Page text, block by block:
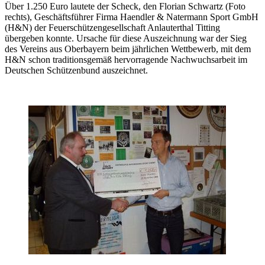
Über 1.250 Euro lautete der Scheck, den Florian Schwartz (Foto
rechts), Geschäftsführer Firma Haendler & Natermann Sport GmbH
(H&N) der Feuerschützengesellschaft Anlauterthal Titting
übergeben konnte. Ursache für diese Auszeichnung war der Sieg
des Vereins aus Oberbayern beim jährlichen Wettbewerb, mit dem
H&N schon traditionsgemäß hervorragende Nachwuchsarbeit im
Deutschen Schützenbund auszeichnet.